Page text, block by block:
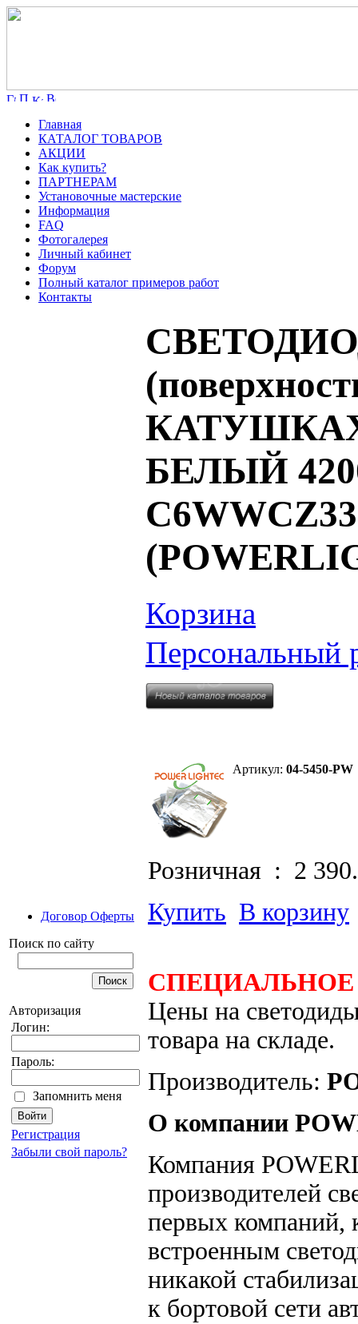
Главная
КАТАЛОГ ТОВАРОВ
АКЦИИ
Как купить?
ПАРТНЕРАМ
Установочные мастерские
Информация
FAQ
Фотогалерея
Личный кабинет
Форум
Полный каталог примеров работ
Контакты
Договор Оферты
Поиск по сайту
Авторизация
Логин:
Пароль:
Запомнить меня
Регистрация
Забыли свой пароль?
КАТУШКАХ /
БЕЛЫЙ
Корзина
Персональный
Артикул: 04-5450-PW
Розничная : 2
Купить В корзину
Цены на
товара на складе.
Производитель:
О компании
Компания
производителей
первых компаний,
встроенным
никакой
к бортовой сети